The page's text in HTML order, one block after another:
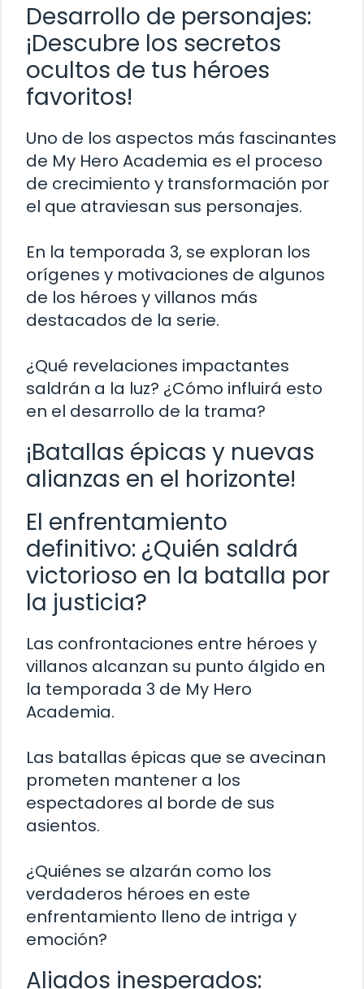
Desarrollo de personajes:
¡Descubre los secretos
ocultos de tus héroes
favoritos!
Uno de los aspectos más fascinantes
de My Hero Academia es el proceso
de crecimiento y transformación por
el que atraviesan sus personajes.
En la temporada 3, se exploran los
orígenes y motivaciones de algunos
de los héroes y villanos más
destacados de la serie.
¿Qué revelaciones impactantes
saldrán a la luz? ¿Cómo influirá esto
en el desarrollo de la trama?
¡Batallas épicas y nuevas
alianzas en el horizonte!
El enfrentamiento
definitivo: ¿Quién saldrá
victorioso en la batalla por
la justicia?
Las confrontaciones entre héroes y
villanos alcanzan su punto álgido en
la temporada 3 de My Hero
Academia.
Las batallas épicas que se avecinan
prometen mantener a los
espectadores al borde de sus
asientos.
¿Quiénes se alzarán como los
verdaderos héroes en este
enfrentamiento lleno de intriga y
emoción?
Aliados inesperados: